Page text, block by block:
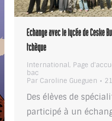
Echange avec le lycée de Ceske
tchèque
International, Page
bac
Par Caroline Gueguen
Des élèves de
participé à un